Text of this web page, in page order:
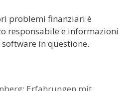
problemi finanziari è
responsabile e informazioni
in questione.